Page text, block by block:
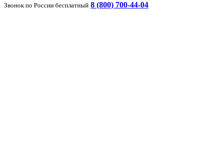
Звонок по России бесплатный 8 (800) 700-44-04